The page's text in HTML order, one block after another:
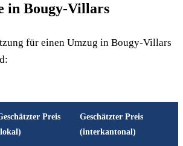
in Bougy-Villars
für einen Umzug in Bougy-Villars
Preis
Geschätzter Preis
(interkantonal)